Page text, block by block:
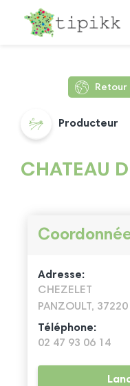
Producteur
CHATEAU
Adresse:
CHEZELET
PANZOULT, 37220
Téléphone:
02 47 93 06 14